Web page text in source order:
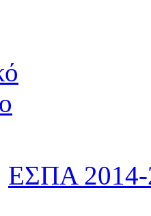
ΕΣΠΑ 2014-